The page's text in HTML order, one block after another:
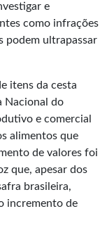
e
como infrações
podem ultrapassar
itens da cesta
Nacional do
e comercial
alimentos que
de valores foi
que, apesar dos
brasileira,
incremento de